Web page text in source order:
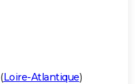
(Loire-Atlantique)